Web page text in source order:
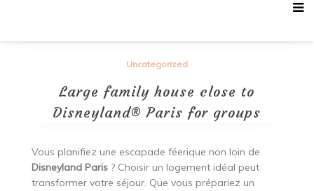
Uncategorized
Large family house close to
Disneyland® Paris for groups
Vous planifiez une escapade féerique non loin de
Disneyland Paris? Choisir un logement idéal peut
transformer votre séjour. Que vous prépariez un